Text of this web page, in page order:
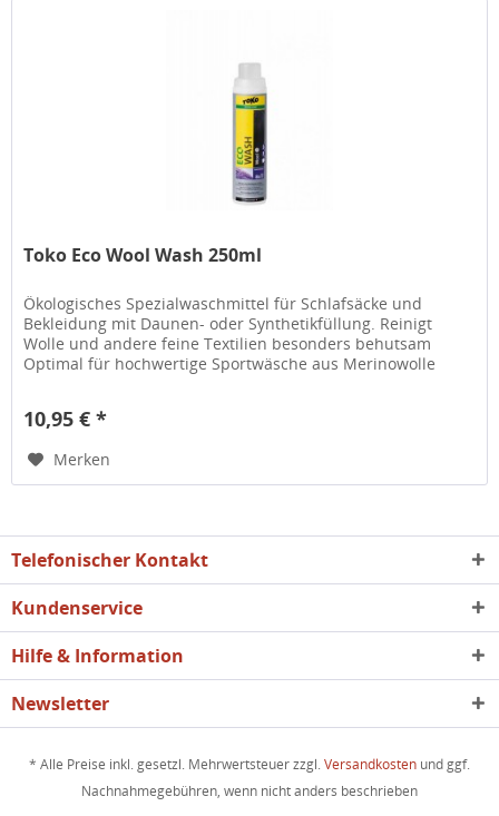
Toko Eco Wool Wash 250ml
Ökologisches Spezialwaschmittel für Schlafsäcke und
Bekleidung mit Daunen- oder Synthetikfüllung. Reinigt
Wolle und andere feine Textilien besonders behutsam
Optimal für hochwertige Sportwäsche aus Merinowolle
10,95 € *
Merken
Telefonischer Kontakt
Kundenservice
Hilfe & Information
Newsletter
* Alle Preise inkl. gesetzl. Mehrwertsteuer zzgl. Versandkosten und ggf.
Nachnahmegebühren, wenn nicht anders beschrieben